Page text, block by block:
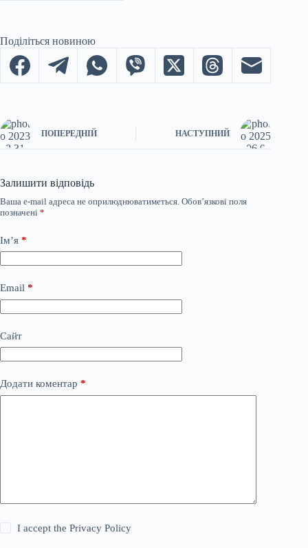
Поділіться новиною
ПОПЕРЕДНІЙ НАСТУПНИЙ
Залишити відповідь
Ваша e-mail адреса не оприлюднюватиметься. Обов’язкові поля
позначені *
Ім’я *
Email *
Сайт
Додати коментар *
I accept thePrivacy Policy